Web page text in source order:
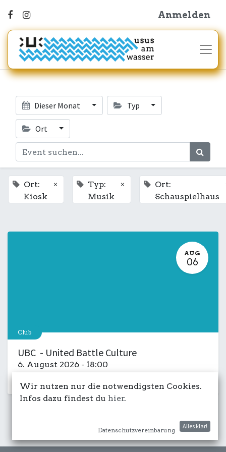
Anmelden
Dieser Monat Typ
Ort
Ort:
Kiosk
×
Typ:
Musik
×
Ort:
Schauspielhaus
AUG
06
Club
UBC - United Battle Culture
6. August 2026 - 18:00
Wir nutzen nur die notwendigsten Cookies.
Infos dazu findest du hier.
Datenschutzvereinbarung
Alles klar!